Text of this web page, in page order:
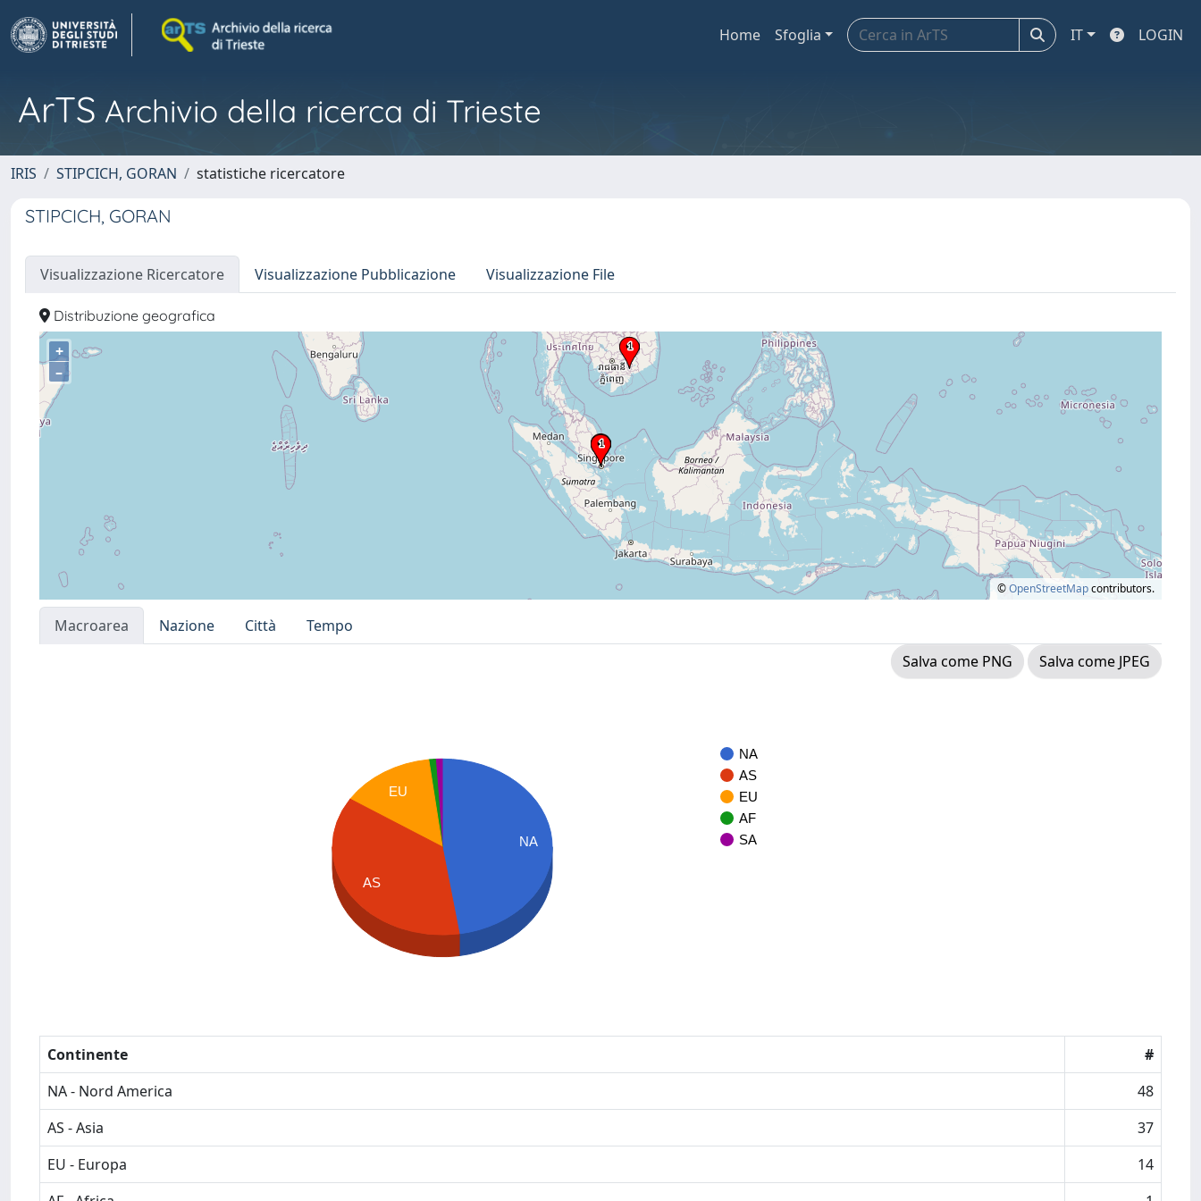
Home Sfoglia IT LOGIN
ArTS Archivio della ricerca di Trieste
IRIS STIPCICH, GORAN statistiche ricercatore
STIPCICH, GORAN
Visualizzazione Ricercatore Visualizzazione Pubblicazione Visualizzazione File
Distribuzione geografica
+
–
©OpenStreetMapcontributors.
Macroarea Nazione Città
Tempo
Salva come PNG
Salva come JPEG
NA
AS
EU
AF
SA
NA
EU
AS
Continente
#
NA - Nord America
48
AS - Asia
37
EU - Europa
14